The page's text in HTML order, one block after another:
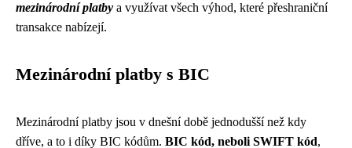
mezinárodní platby a využívat všech výhod, které přeshraniční
transakce nabízejí.
Mezinárodní platby s BIC
Mezinárodní platby jsou v dnešní době jednodušší než kdy
dříve, a to i díky BIC kódům. BIC kód, neboli SWIFT kód,